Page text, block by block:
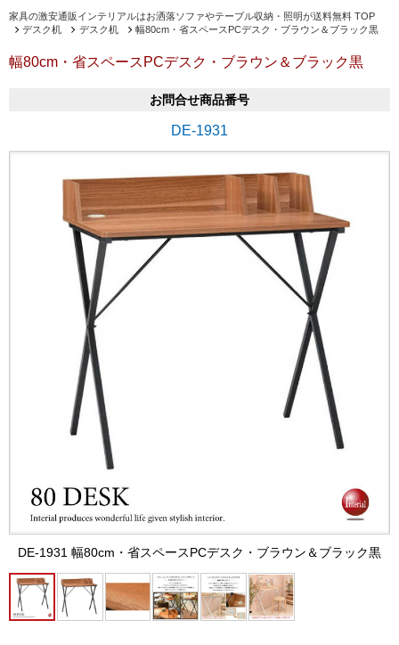
家具の激安通販インテリアルはお洒落ソファやテーブル収納・照明が送料無料 TOP
デスク机
デスク机 幅80cm・省スペースPCデスク・ブラウン＆ブラック黒
幅80cm・省スペースPCデスク・ブラウン＆ブラック黒
お問合せ商品番号
DE-1931
DE-1931 幅80cm・省スペースPCデスク・ブラウン＆ブラック黒